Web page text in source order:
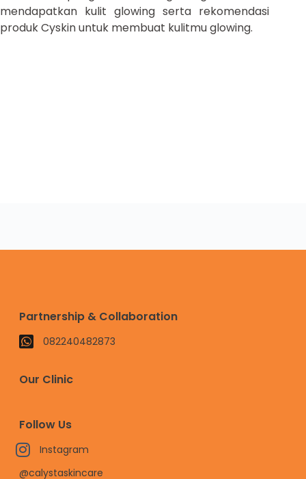
mendapatkan kulit glowing serta rekomendasi
produk Cyskin untuk membuat kulitmu glowing.
Partnership & Collaboration
082240482873
Our Clinic
Follow Us
Instagram
@calystaskincare